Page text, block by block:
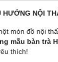
HƯỚNG NỘI
món đồ nội
mẫu bàn trà
thích!